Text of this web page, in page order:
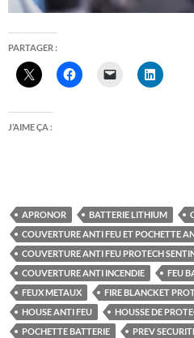
PARTAGER :
J’AIME ÇA :
APRONOR BATTERIE LITHIUM
COUVERTURE ANTI FEU ET POCHETTE
COUVERTURE ANTI FEU PROTECH
COUVERTURE ANTI INCENDIE
FEU
FEUX METAUX
FIRE BLANCKET
HOUSE ANTI FEU
HOUSSE DE
POCHETTE BATTERIE
PREV